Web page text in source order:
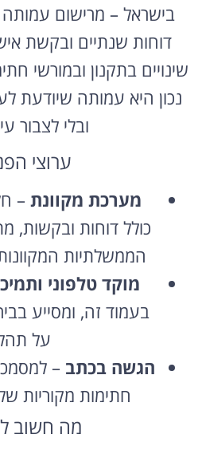
בישראל – מרישום
דוחות שנתיים ובקשת
שינויים בתקנון ובמורשי
נכון היא עמותה שיודעת
ובלי לצבור
ערוצי
מערכת מקוונת –
כולל דוחות ובקשות,
הממשלתיות
מוקד טלפוני
בעמוד זה, ומסייע
על
הגשה בכתב –
חתימות מקוריות
מה חשוב